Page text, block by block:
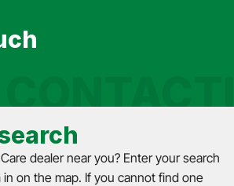
dealer near you? Enter your search
on the map. If you cannot find one